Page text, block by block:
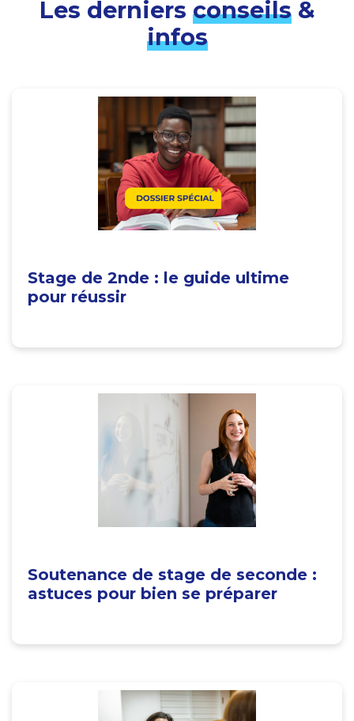
Les derniers conseils&
infos
Stage de 2nde : le guide ultime
pour réussir
Soutenance de stage de seconde :
astuces pour bien se préparer